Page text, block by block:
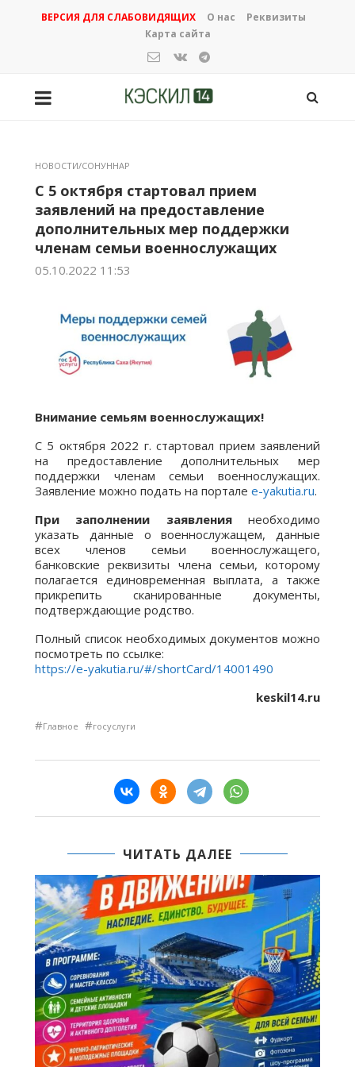
ВЕРСИЯ ДЛЯ СЛАБОВИДЯЩИХ О нас
Реквизиты
Карта сайта
НОВОСТИ/СОНУННАР
С 5 октября стартовал прием
заявлений на предоставление
дополнительных мер поддержки
членам семьи военнослужащих
05.10.2022 11:53
Внимание семьям военнослужащих!
С 5 октября 2022 г. стартовал прием заявлений
на предоставление дополнительных мер
поддержки членам семьи военнослужащих.
Заявление можно подать на портале e-yakutia.ru.
При заполнении заявлениянеобходимо
указать данные о военнослужащем, данные
всех членов семьи военнослужащего,
банковские реквизиты члена семьи, которому
полагается единовременная выплата, а также
прикрепить сканированные документы,
подтверждающие родство.
Полный список необходимых документов можно
посмотреть по ссылке:
https://e-yakutia.ru/#/shortCard/14001490
keskil14.ru
#Главное #госуслуги
ЧИТАТЬ ДАЛЕЕ